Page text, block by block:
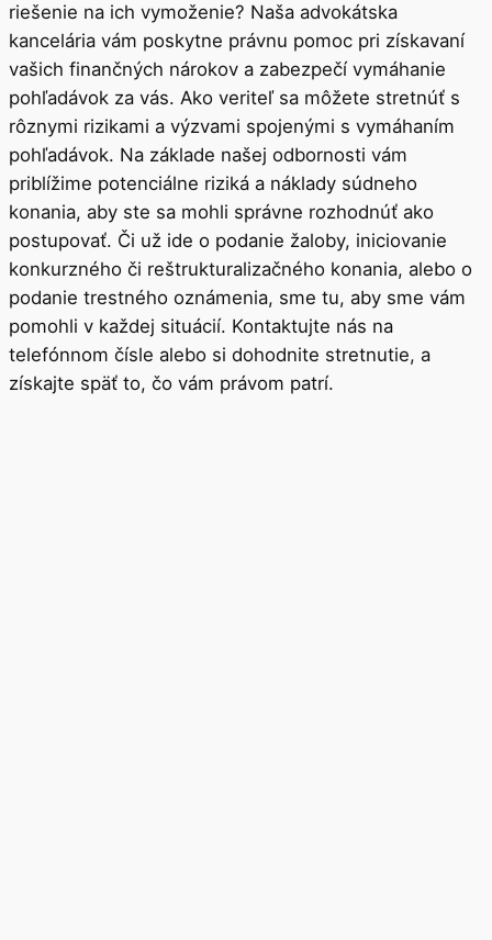
riešenie na ich vymoženie? Naša advokátska
kancelária vám poskytne právnu pomoc pri získavaní
vašich finančných nárokov a zabezpečí vymáhanie
pohľadávok za vás. Ako veriteľ sa môžete stretnúť s
rôznymi rizikami a výzvami spojenými s vymáhaním
pohľadávok. Na základe našej odbornosti vám
priblížime potenciálne riziká a náklady súdneho
konania, aby ste sa mohli správne rozhodnúť ako
postupovať. Či už ide o podanie žaloby, iniciovanie
konkurzného či reštrukturalizačného konania, alebo o
podanie trestného oznámenia, sme tu, aby sme vám
pomohli v každej situácií. Kontaktujte nás na
telefónnom čísle alebo si dohodnite stretnutie, a
získajte späť to, čo vám právom patrí.